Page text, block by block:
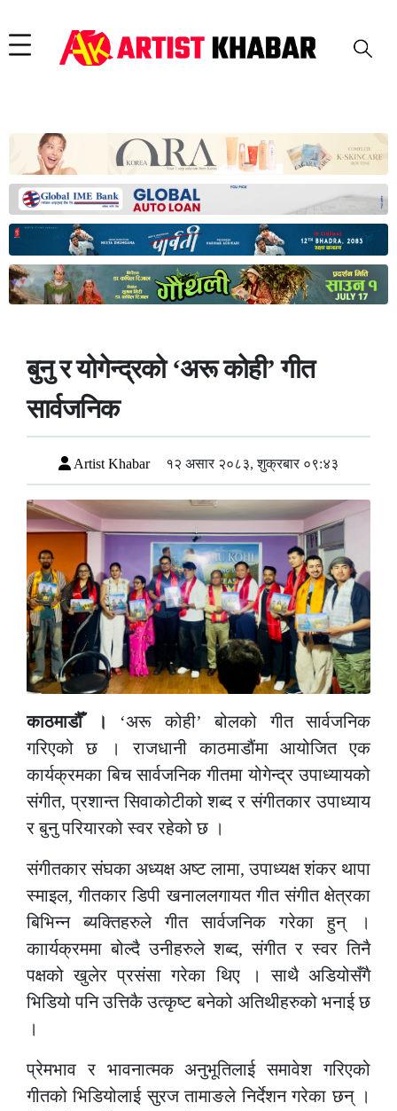
बुनु र योगेन्द्रको ‘अरू कोही’ गीत
सार्वजनिक
Artist Khabar १२ असार २०८३, शुक्रबार ०९:४३
काठमाडौँ ।
‘अरू कोही’ बोलको गीत सार्वजनिक
गरिएको छ । राजधानी काठमाडौंमा आयोजित एक
कार्यक्रमका बिच सार्वजनिक गीतमा योगेन्द्र उपाध्यायको
संगीत, प्रशान्त सिवाकोटीको शब्द र संगीतकार उपाध्याय
र बुनु परियारको स्वर रहेको छ ।
संगीतकार संघका अध्यक्ष अष्ट लामा, उपाध्यक्ष शंकर थापा
स्माइल, गीतकार डिपी खनाललगायत गीत संगीत क्षेत्रका
बिभिन्न ब्यक्तिहरुले गीत सार्वजनिक गरेका हुन् ।
काार्यक्रममा बोल्दै उनीहरुले शब्द, संगीत र स्वर तिनै
पक्षको खुलेर प्रसंसा गरेका थिए । साथै अडियोसँगै
भिडियो पनि उत्तिकै उत्कृष्ट बनेको अतिथीहरुको भनाई छ
।
प्रेमभाव र भावनात्मक अनुभूतिलाई समावेश गरिएको
गीतको भिडियोलाई सुरज तामाङले निर्देशन गरेका छन् ।